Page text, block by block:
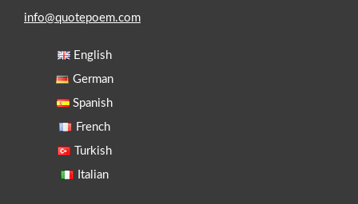
info@quotepoem.com
English
German
Spanish
French
Turkish
Italian